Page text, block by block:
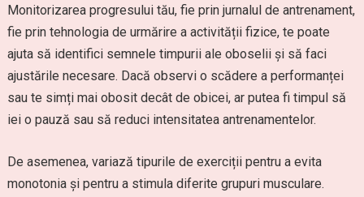
Monitorizarea progresului tău, fie prin jurnalul de antrenament,
fie prin tehnologia de urmărire a activității fizice, te poate
ajuta să identifici semnele timpurii ale oboselii și să faci
ajustările necesare. Dacă observi o scădere a performanței
sau te simți mai obosit decât de obicei, ar putea fi timpul să
iei o pauză sau să reduci intensitatea antrenamentelor.
De asemenea, variază tipurile de exerciții pentru a evita
monotonia și pentru a stimula diferite grupuri musculare.